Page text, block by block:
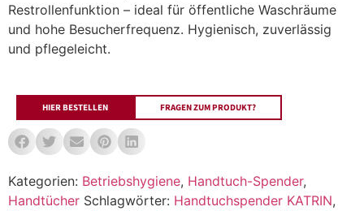
Restrollenfunktion – ideal für öffentliche Waschräume
und hohe Besucherfrequenz. Hygienisch, zuverlässig
und pflegeleicht.
HIER BESTELLEN FRAGEN ZUM PRODUKT?
Kategorien: Betriebshygiene, Handtuch-Spender,
Handtücher Schlagwörter: Handtuchspender KATRIN,